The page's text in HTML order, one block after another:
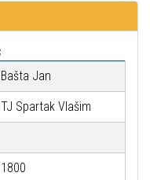
Bašta Jan
TJ Spartak Vlašim
1800